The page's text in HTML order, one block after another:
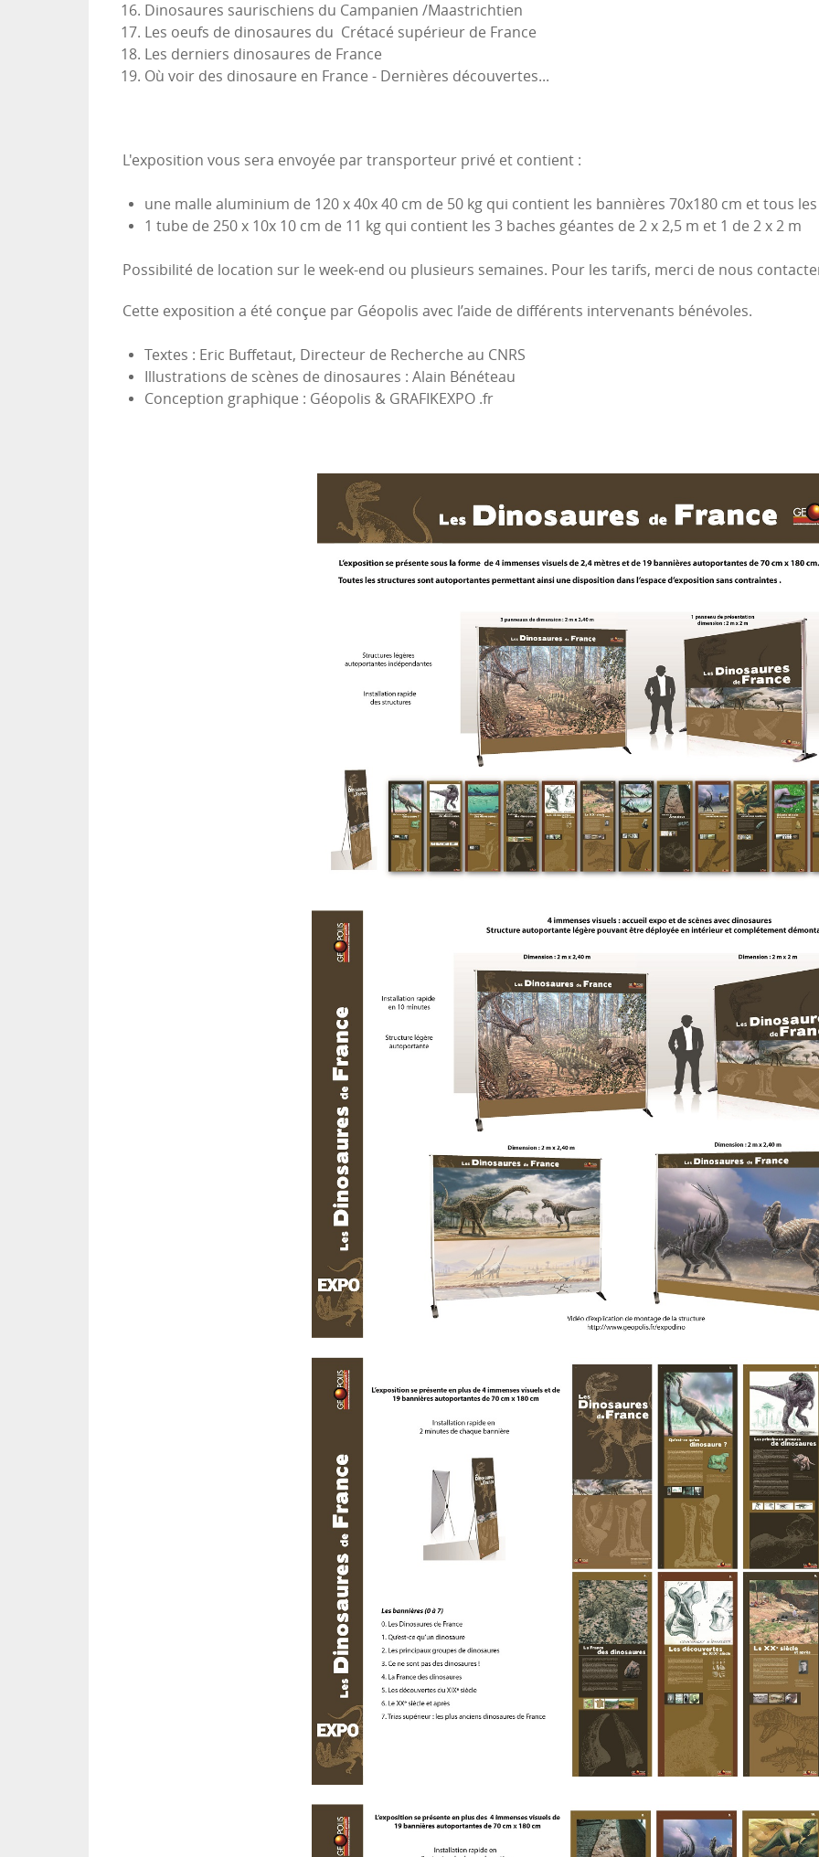
Dinosaures saurischiens du Campanien /Maastrichtien
Les oeufs de dinosaures du Crétacé supérieur de France
Les derniers dinosaures de France
Où voir des dinosaure en France - Dernières découvertes...
L'exposition vous sera envoyée par transporteur privé et contient :
une malle aluminium de 120 x 40x 40 cm de 50 kg qui contient les bannières 70x180 cm et tous
1 tube de 250 x 10x 10 cm de 11 kg qui contient les 3 baches géantes de 2 x 2,5 m et 1 de 2 x 2 m
Possibilité de location sur le week-end ou plusieurs semaines. Pour les tarifs, merci de nous
Cette exposition a été conçue par Géopolis avec l’aide de différents intervenants bénévoles.
Textes : Eric Buffetaut, Directeur de Recherche au CNRS
Illustrations de scènes de dinosaures : Alain Bénéteau
Conception graphique : Géopolis & GRAFIKEXPO .fr